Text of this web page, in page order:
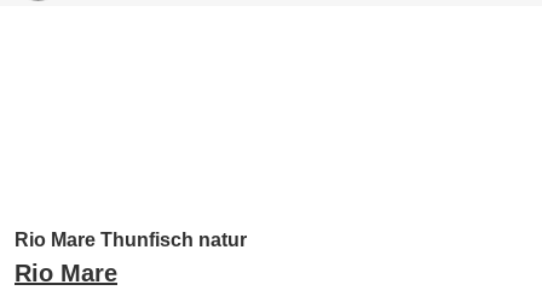
Rio Mare Thunfisch natur
Rio Mare